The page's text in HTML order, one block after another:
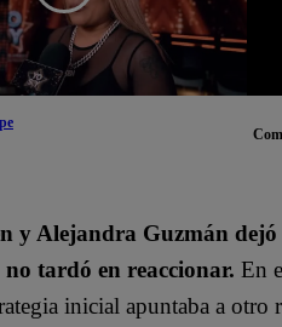
y Alejandra Guzmán dejó
tardó en reaccionar. En
inicial apuntaba a otro